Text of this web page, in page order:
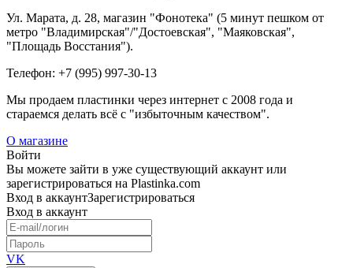
Ул. Марата, д. 28, магазин "Фонотека" (5 минут пешком от
метро "Владимирская"/"Достоевская", "Маяковская",
"Площадь Восстания").
Телефон: +7 (995) 997-30-13
Мы продаем пластинки через интернет c 2008 года и
стараемся делать всё с "избыточным качеством".
О магазине
Войти
Вы можете зайти в уже существующий аккаунт или
зарегистрироваться на Plastinka.com
Вход в аккаунтЗарегистрироваться
Вход в аккаунт
VK